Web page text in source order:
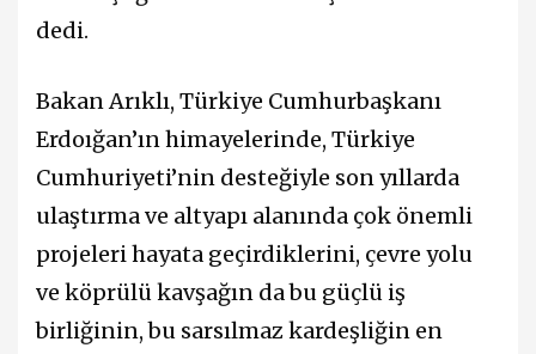
dedi.
Bakan Arıklı, Türkiye Cumhurbaşkanı
Erdoığan’ın himayelerinde, Türkiye
Cumhuriyeti’nin desteğiyle son yıllarda
ulaştırma ve altyapı alanında çok önemli
projeleri hayata geçirdiklerini, çevre yolu
ve köprülü kavşağın da bu güçlü iş
birliğinin, bu sarsılmaz kardeşliğin en